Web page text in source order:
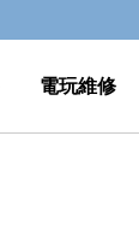
電玩維修